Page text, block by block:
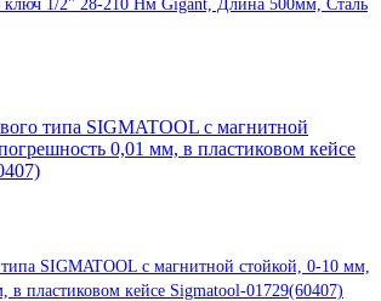
ключ 1/2" 28-210 Нм Gigant, Длина 500мм, Сталь
SIGMATOOL с магнитной стойкой, 0-10 мм,
в пластиковом кейсе Sigmatool-01729(60407)